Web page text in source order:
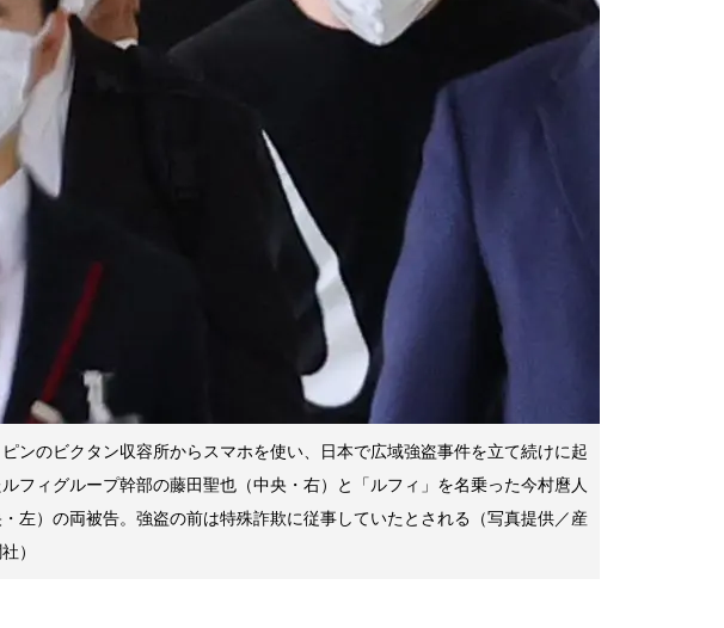
ンのビクタン収容所からスマホを使い、日本で広域強盗事件を立て続けに起
ルフィグループ幹部の藤田聖也（中央・右）と「ルフィ」を名乗った今村麿人
・左）の両被告。強盗の前は特殊詐欺に従事していたとされる（写真提供／産
）